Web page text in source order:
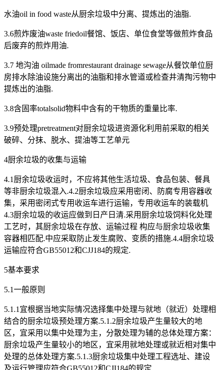
水油oil in food waste从厨余垃圾中分离、提炼出的油脂.
3.6煎炸废油waste friedoil餐馆、饭店、单位食堂等做煎炸食品
后废弃的煎炸用油.
3.7 地沟油 oilmade fromrestaurant drainage sewage从餐饮单位厨
房排水除油设施分离出的油脂和排水管道或检查井清掏污物中
提炼出的油脂.
3.8含固率totalsolid物料中含有的干物质的重量比率.
3.9预处理pretreatment对厨余垃圾进资源化利用前采取的相关
破碎、分抹、脱水、提油等工艺单元
4厨余垃圾的收集与运输
4.1厨余垃圾收运时，不应将其他生活垃圾、食品包装、餐具
等非厨余垃圾混入.4.2厨余垃圾应采用密闭、防腐专用容器收
集，采用密闭式专用收运车进行运输，专用收运车的装载机
4.3厨余垃圾的收运应做到日产日清.采用厨余垃圾饲料化处理
工艺时，其厨余垃圾在存放、运输过程 构应与厨余垃圾收集
容器相匹配.中应采取防止发生腐败、变质的措施.4.4厨余垃圾
运输应符合GB55012和CJJ184的规定.
5基本要求
5.1一般原则
5.1.1宜根据当地实际情况选择集中处理与就地（就近）处理相
结合的厨余垃圾预处理方案.5.1.2厨余垃圾产生量较大的地
区，宜采用以集中处理为主，分散处理为辅的总体处理方案：
厨余垃圾产生量较小的地区，宜采用就地处理或就近相对集中
处理的总体处理方案.5.1.3厨余垃圾集中处理工程选址、建设